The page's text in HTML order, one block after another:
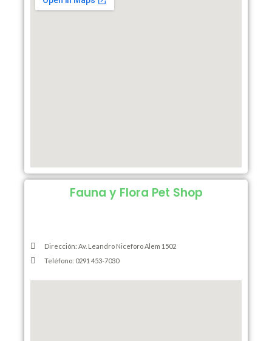
Fauna y Flora Pet Shop
Dirección: Av. Leandro Niceforo Alem 1502
Teléfono: 0291 453-7030